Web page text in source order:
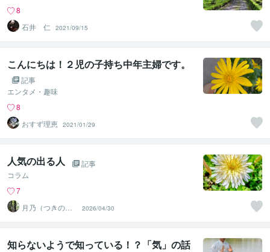
8
石井 仁
2021/09/15
こんにちは！２児の子持ち中年主婦です。
記事
エンタメ・趣味
8
おすず理恵 2021/01/29
人気の出る人
記事
コラム
7
月乃（つきの）
魂と波動を整え
る鑑定師
2026/04/30
知らないようで知っている！？「気」の話